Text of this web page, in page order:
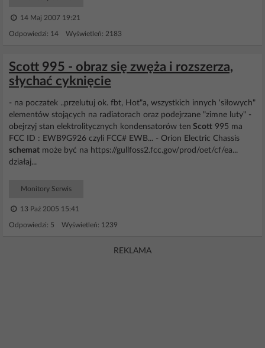
14 Maj 2007 19:21
Odpowiedzi: 14 Wyświetleń: 2183
Scott 995 - obraz się zwęża i rozszerza,
słychać cyknięcie
- na poczatek ..przelutuj ok. fbt, Hot"a, wszystkich innych 'siłowych"
elementów stojących na radiatorach oraz podejrzane "zimne luty" -
obejrzyj stan elektrolitycznych kondensatorów ten Scott 995 ma
FCC ID : EWB9G926 czyli FCC# EWB... - Orion Electric Chassis
schemat może być na https://gullfoss2.fcc.gov/prod/oet/cf/ea...
działaj...
Monitory Serwis
13 Paź 2005 15:41
Odpowiedzi: 5 Wyświetleń: 1239
REKLAMA